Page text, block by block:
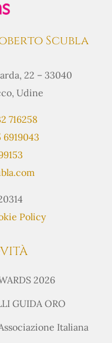
Scubla
22 – 33040
Udine
716258
6919043
Policy
2026
GUIDA ORO
Italiana